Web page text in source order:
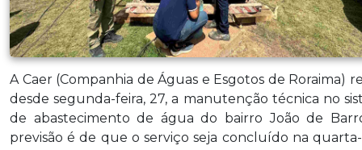
A Caer (Companhia de Águas e Esgotos de Roraima)
desde segunda-feira, 27, a manutenção técnica no
de abastecimento de água do bairro João de
previsão é de que o serviço seja concluído na